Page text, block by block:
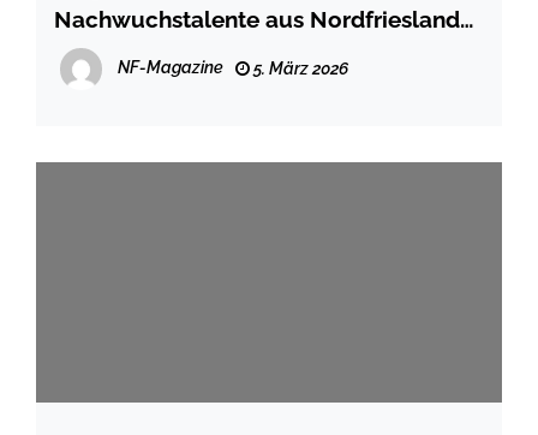
Nachwuchstalente aus Nordfriesland
für den Landeswettbewerb qualifiziert
NF-Magazine 5. März 2026